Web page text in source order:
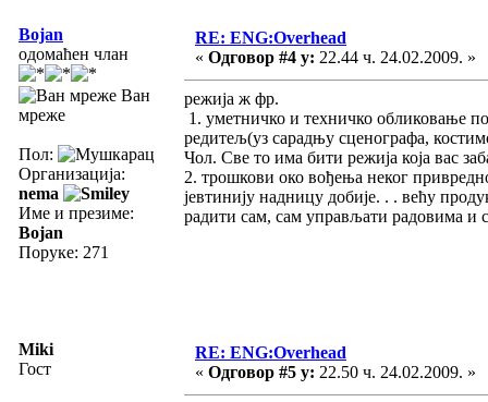
Bojan
одомаћен члан
Ван
мреже
Пол:
Организација:
nema
Име и презиме:
Bojan
Поруке: 271
RE: ENG:Overhead
« Одговор #4 у: 22.44 ч. 24.02.2009. »
режија ж фр.
1. уметничко и техничко обликовање
редитељ(уз сарадњу сценографа,
Чол. Све то има бити режија која вас
2. трошкови око вођења неког
јевтинију надницу добије. . . већу
радити сам, сам управљати радовима и
Miki
Гост
RE: ENG:Overhead
« Одговор #5 у: 22.50 ч. 24.02.2009. »